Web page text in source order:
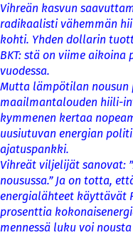
Vihreän kasvun
radikaalisti vähemmän
kohti. Yhden dollarin
BKT: stä on viime
vuodessa.
Mutta lämpötilan
maailmantalouden hiili-
kymmenen kertaa
uusiutuvan energian
ajatuspankki.
Vihreät viljelijät sanovat:
nousussa.” Ja on totta,
energialähteet käyttävät
prosenttia
mennessä luku voi